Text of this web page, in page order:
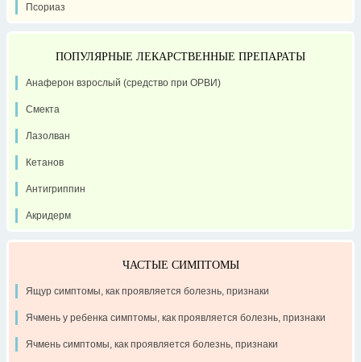
Псориаз
ПОПУЛЯРНЫЕ ЛЕКАРСТВЕННЫЕ ПРЕПАРАТЫ
Анаферон взрослый (средство при ОРВИ)
Смекта
Лазолван
Кетанов
Антигриппин
Акридерм
ЧАСТЫЕ СИМПТОМЫ
Ящур симптомы, как проявляется болезнь, признаки
Ячмень у ребенка симптомы, как проявляется болезнь, признаки
Ячмень симптомы, как проявляется болезнь, признаки